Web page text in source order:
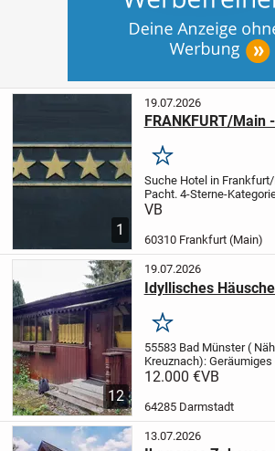
1
19.07.2026
FRANKFURT/Main
Merken
Suche Hotel in
Pacht. 4-Sterne-
Zimmer, zentrale Lage.
VB
60310 Frankfurt (Main)
12
19.07.2026
Idyllisches
Merken
55583 Bad Münster (
Kreuznach): Geräumiges
grosses Ferienhaus mit
Pachtland zu verkaufen.
seinem nächsten
12.000 €VB
64285 Darmstadt
13.07.2026